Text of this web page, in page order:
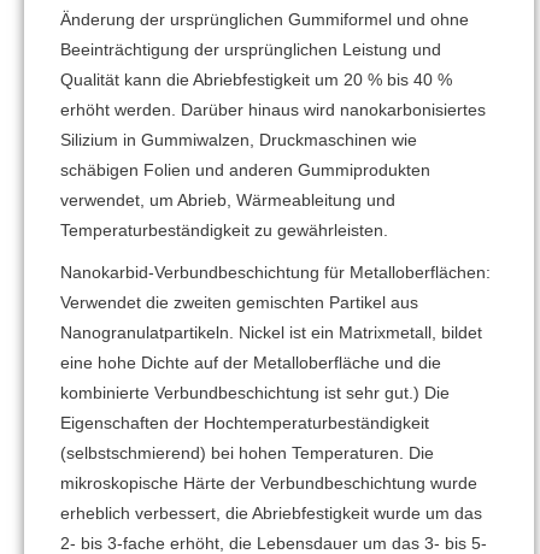
Änderung der ursprünglichen Gummiformel und ohne
Beeinträchtigung der ursprünglichen Leistung und
Qualität kann die Abriebfestigkeit um 20 % bis 40 %
erhöht werden. Darüber hinaus wird nanokarbonisiertes
Silizium in Gummiwalzen, Druckmaschinen wie
schäbigen Folien und anderen Gummiprodukten
verwendet, um Abrieb, Wärmeableitung und
Temperaturbeständigkeit zu gewährleisten.
Nanokarbid-Verbundbeschichtung für Metalloberflächen:
Verwendet die zweiten gemischten Partikel aus
Nanogranulatpartikeln. Nickel ist ein Matrixmetall, bildet
eine hohe Dichte auf der Metalloberfläche und die
kombinierte Verbundbeschichtung ist sehr gut.) Die
Eigenschaften der Hochtemperaturbeständigkeit
(selbstschmierend) bei hohen Temperaturen. Die
mikroskopische Härte der Verbundbeschichtung wurde
erheblich verbessert, die Abriebfestigkeit wurde um das
2- bis 3-fache erhöht, die Lebensdauer um das 3- bis 5-